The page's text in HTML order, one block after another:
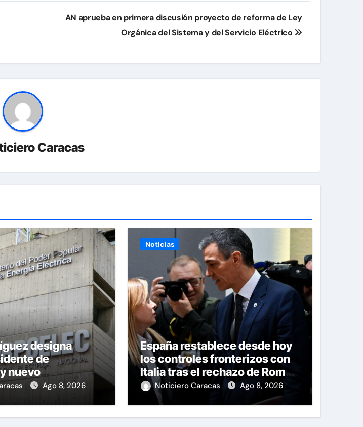
AN aprueba en primera discusión proyecto de reforma de Ley
Orgánica del Sistema y del Servicio Eléctrico
Caracas
designa
de
nuevo
de Servicios
Ago 8, 2026
Noticias
España restablece desde hoy
los controles fronterizos con
Italia tras el rechazo de Roma a
retirar las restricciones
Noticiero Caracas Ago 8, 2026